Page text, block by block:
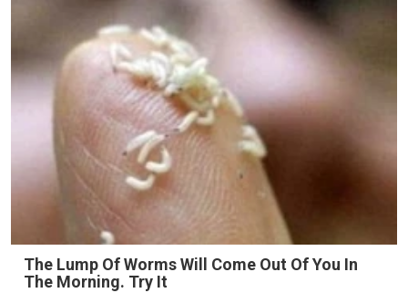
The Lump Of Worms Will Come Out Of You In
The Morning. Try It